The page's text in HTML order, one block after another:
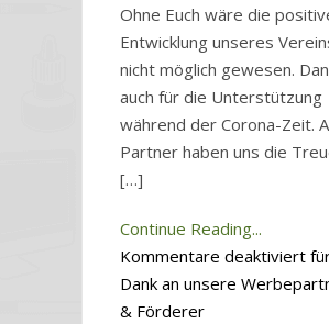
Ohne Euch wäre die
Entwicklung unseres
nicht möglich gewesen.
auch für die Unterstützung
während der Corona-Zeit.
Partner haben uns die
[…]
Continue Reading...
Kommentare deaktiviert
Dank an unsere
& Förderer